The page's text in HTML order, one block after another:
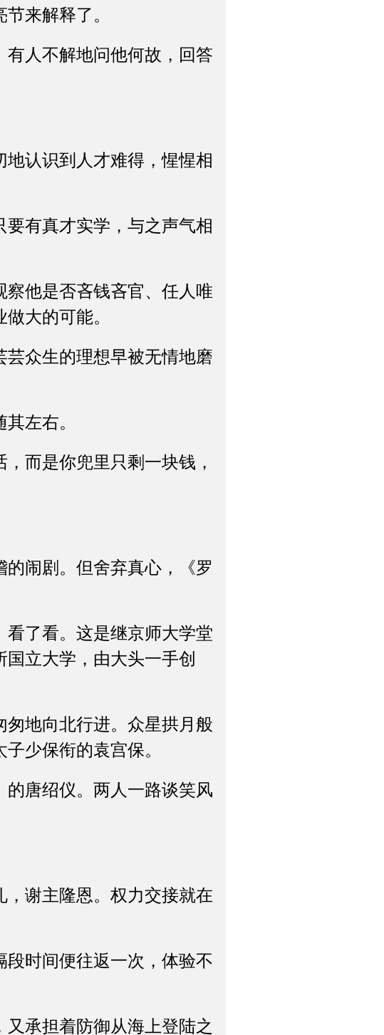
来解释了。
人不解地问他何故，回答
认识到人才难得，惺惺相
有真才实学，与之声气相
他是否吝钱吝官、任人唯
大的可能。
众生的理想早被无情地磨
左右。
而是你兜里只剩一块钱，
闹剧。但舍弃真心，《罗
了看。这是继京师大学堂
国立大学，由大头一手创
地向北行进。众星拱月般
少保衔的袁宫保。
唐绍仪。两人一路谈笑风
谢主隆恩。权力交接就在
时间便往返一次，体验不
承担着防御从海上登陆之